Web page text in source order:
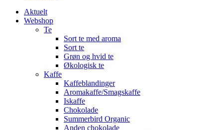
Aktuelt
Webshop
Te
Sort te med aroma
Sort te
Grøn og hvid te
Økologisk te
Kaffe
Kaffeblandinger
Aromakaffe/Smagskaffe
Iskaffe
Chokolade
Summerbird Organic
Anden chokolade